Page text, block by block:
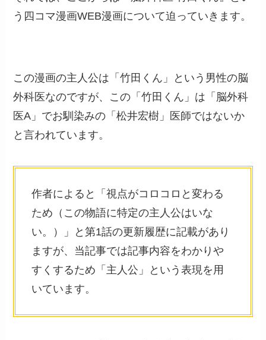
う四コマ漫画WEB漫画について迫っていきます。
この漫画の主人公は「竹田くん」という男性の脳
外科医なのですが、この「竹田くん」は「脳外科
医A」でお馴染みの「松井宏樹」医師ではないか
と言われています。
作者によると「視点がコロコロと変わる
ため（この物語に特定の主人公はいな
い。）」と第1話の更新履歴に記載があり
ますが、当記事では記事内容をわかりや
すくするため「主人公」という表現を用
いています。